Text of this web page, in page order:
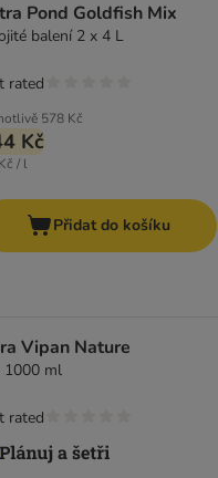
Pond Goldfish Mix
balení 2 x 4 L
578 Kč
Kč
/ l
rated
Přidat do košíku
Vipan Nature
1000 ml
rated